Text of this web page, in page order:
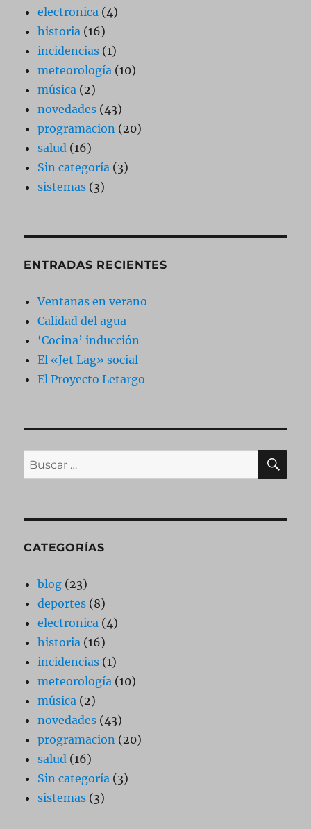
electronica (4)
historia (16)
incidencias (1)
meteorología (10)
música (2)
novedades (43)
programacion (20)
salud (16)
Sin categoría (3)
sistemas (3)
ENTRADAS RECIENTES
Ventanas en verano
Calidad del agua
‘Cocina’ inducción
El «Jet Lag» social
El Proyecto Letargo
Buscar
por:
CATEGORÍAS
blog (23)
deportes (8)
electronica (4)
historia (16)
incidencias (1)
meteorología (10)
música (2)
novedades (43)
programacion (20)
salud (16)
Sin categoría (3)
sistemas (3)